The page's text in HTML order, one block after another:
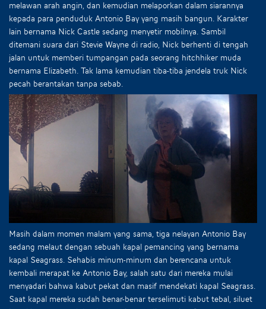
melawan arah angin, dan kemudian melaporkan dalam siarannya
kepada para penduduk Antonio Bay yang masih bangun. Karakter
lain bernama Nick Castle sedang menyetir mobilnya. Sambil
ditemani suara dari Stevie Wayne di radio, Nick berhenti di tengah
jalan untuk memberi tumpangan pada seorang hitchhiker muda
bernama Elizabeth. Tak lama kemudian tiba-tiba jendela truk Nick
pecah berantakan tanpa sebab.
Masih dalam momen malam yang sama, tiga nelayan Antonio Bay
sedang melaut dengan sebuah kapal pemancing yang bernama
kapal Seagrass. Sehabis minum-minum dan berencana untuk
kembali merapat ke Antonio Bay, salah satu dari mereka mulai
menyadari bahwa kabut pekat dan masif mendekati kapal Seagrass.
Saat kapal mereka sudah benar-benar terselimuti kabut tebal, siluet